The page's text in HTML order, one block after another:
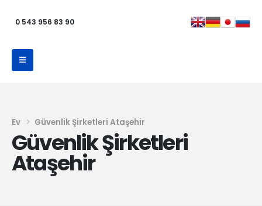
0 543 956 83 90
Ev Güvenlik Şirketleri Ataşehir
Güvenlik Şirketleri
Ataşehir